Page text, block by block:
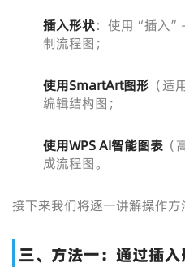
插入形状：使用“插入
制流程图；
使用SmartArt图形（适
编辑结构图；
使用WPS AI智能图表（
成流程图。
接下来我们将逐一讲解操作方
三、方法一：通过插